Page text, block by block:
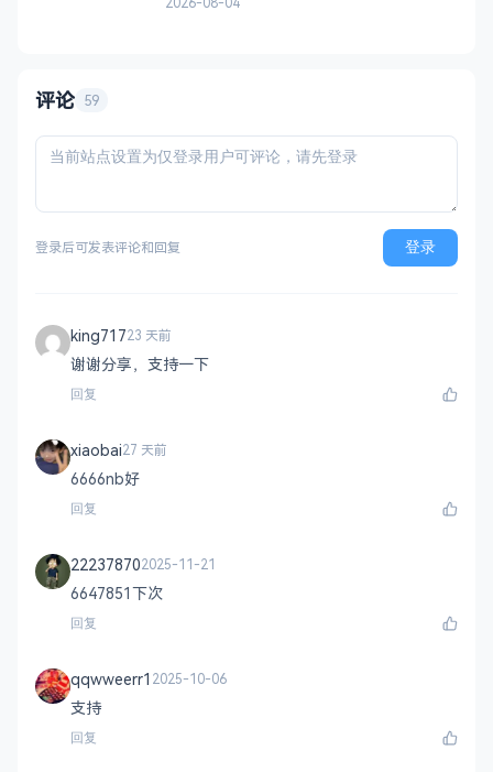
评论 59
登录后可发表评论和回复 登录
king71723 天前
谢谢分享，支持一下
回复
xiaobai27 天前
6666nb好
回复
222378702025-11-21
6647851下次
回复
qqwweerr1 2025-10-06
支持
回复